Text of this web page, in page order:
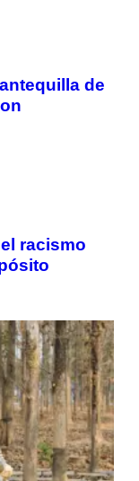
de
racismo